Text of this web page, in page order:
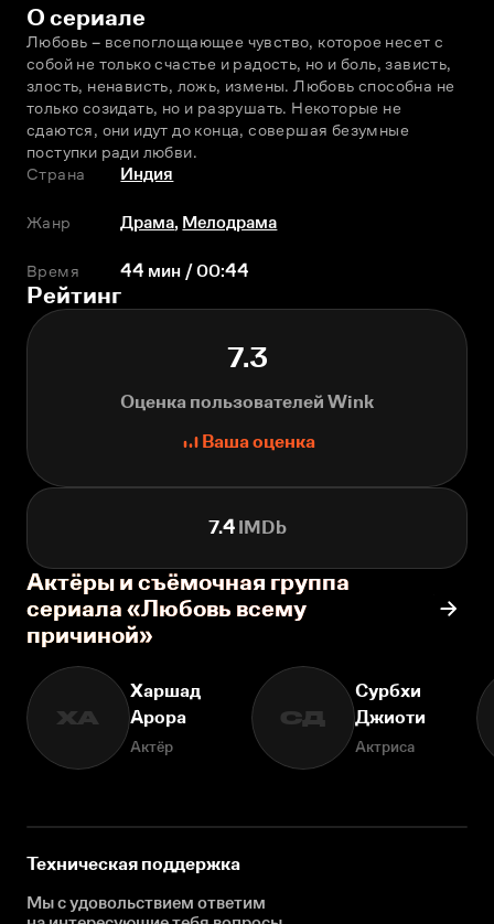
О сериале
Любовь – всепоглощающее чувство, которое несет с
собой не только счастье и радость, но и боль, зависть,
злость, ненависть, ложь, измены. Любовь способна не
только созидать, но и разрушать. Некоторые не
сдаются, они идут до конца, совершая безумные
поступки ради любви.
Страна
Индия
Жанр Драма, Мелодрама
Время 44 мин / 00:44
Рейтинг
7.3
Оценка пользователей Wink
Ваша оценка
7.4IMDb
Актёры и съёмочная группа
сериала «Любовь всему
причиной»
ХА
Харшад
Арора
Актёр
СД
Сурбхи
Джиоти
Актриса
Техническая поддержка
Мы с удовольствием ответим